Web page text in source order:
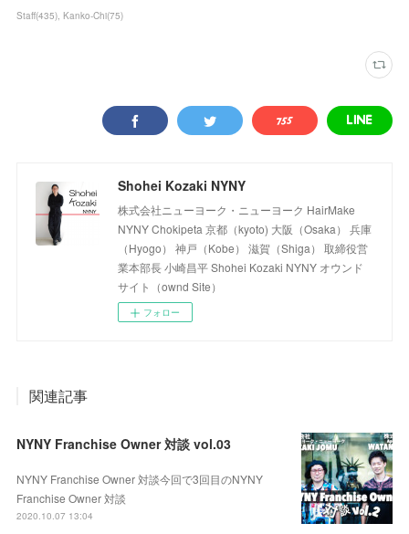
Staff(435) Kanko-Chi(75)
Shohei Kozaki NYNY
株式会社ニューヨーク・ニューヨーク HairMake
NYNY Chokipeta 京都（kyoto) 大阪（Osaka） 兵庫
（Hyogo） 神戸（Kobe） 滋賀（Shiga） 取締役営
業本部長 小崎昌平 Shohei Kozaki NYNY オウンド
サイト（ownd Site）
フォロー
関連記事
NYNY Franchise Owner 対談 vol.03
NYNY Franchise Owner 対談今回で3回目のNYNY
Franchise Owner 対談
2020.10.07 13:04